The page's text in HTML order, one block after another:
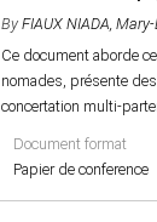
By FIAUX NIADA,
Ce document aborde
nomades, présente
concertation multi-
Document format
Papier de conference